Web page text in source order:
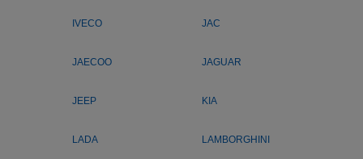
IVECO JAC
JAECOO JAGUAR
JEEP KIA
LADA LAMBORGHINI